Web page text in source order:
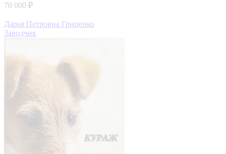
70 000 ₽
Дарья Петровна Гриценко
Заводчик